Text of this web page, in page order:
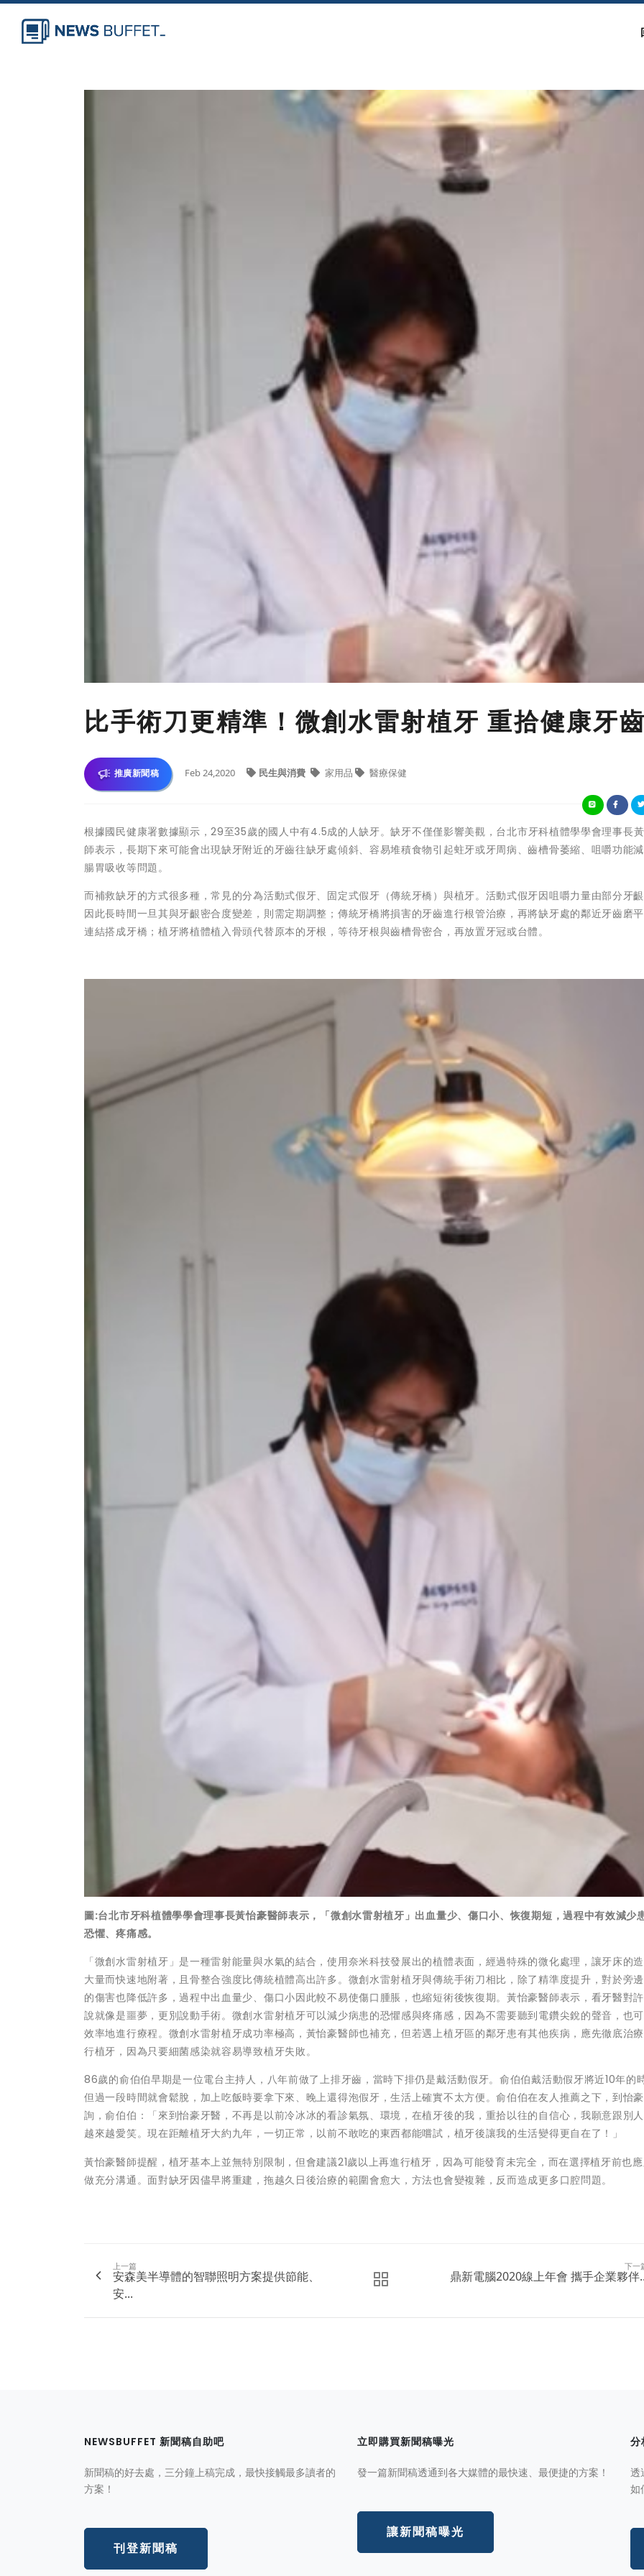
比手術刀更精準！微創水雷射植牙 重拾健康牙
推廣新聞稿 Feb 24,2020 民生與消費 家用品 醫療保健
根據國民健康署數據顯示，29至35歲的國人中有4.5成的人缺牙。缺牙不僅僅影響美觀，台北市牙科植體學學會理事長
師表示，長期下來可能會出現缺牙附近的牙齒往缺牙處傾斜、容易堆積食物引起蛀牙或牙周病、齒槽骨萎縮、咀嚼功能
腸胃吸收等問題。
而補救缺牙的方式很多種，常見的分為活動式假牙、固定式假牙（傳統牙橋）與植牙。活動式假牙因咀嚼力量由部分牙
因此長時間一旦其與牙齦密合度變差，則需定期調整；傳統牙橋將損害的牙齒進行根管治療，再將缺牙處的鄰近牙齒磨
連結搭成牙橋；植牙將植體植入骨頭代替原本的牙根，等待牙根與齒槽骨密合，再放置牙冠或台體。
圖:台北市牙科植體學學會理事長黃怡豪醫師表示，「微創水雷射植牙」出血量少、傷口小、恢復期短，過程中有效減少
恐懼、疼痛感。
「微創水雷射植牙」是一種雷射能量與水氣的結合，使用奈米科技發展出的植體表面，經過特殊的微化處理，讓牙床的
大量而快速地附著，且骨整合強度比傳統植體高出許多。微創水雷射植牙與傳統手術刀相比，除了精準度提升，對於旁
的傷害也降低許多，過程中出血量少、傷口小因此較不易使傷口腫脹，也縮短術後恢復期。黃怡豪醫師表示，看牙醫對
說就像是噩夢，更別說動手術。微創水雷射植牙可以減少病患的恐懼感與疼痛感，因為不需要聽到電鑽尖銳的聲音，也
效率地進行療程。微創水雷射植牙成功率極高，黃怡豪醫師也補充，但若遇上植牙區的鄰牙患有其他疾病，應先徹底治
行植牙，因為只要細菌感染就容易導致植牙失敗。
86歲的俞伯伯早期是一位電台主持人，八年前做了上排牙齒，當時下排仍是戴活動假牙。俞伯伯戴活動假牙將近10年的
但過一段時間就會鬆脫，加上吃飯時要拿下來、晚上還得泡假牙，生活上確實不太方便。俞伯伯在友人推薦之下，到怡
詢，俞伯伯：「來到怡豪牙醫，不再是以前冷冰冰的看診氣氛、環境，在植牙後的我，重拾以往的自信心，我願意跟別
越來越愛笑。現在距離植牙大約九年，一切正常，以前不敢吃的東西都能嚐試，植牙後讓我的生活變得更自在了！」
黃怡豪醫師提醒，植牙基本上並無特別限制，但會建議21歲以上再進行植牙，因為可能發育未完全，而在選擇植牙前也
做充分溝通。面對缺牙因儘早將重建，拖越久日後治療的範圍會愈大，方法也會變複雜，反而造成更多口腔問題。
上一篇
安森美半導體的智聯照明方案提供節能、
安...
下一
鼎新電腦2020線上年會 攜手企業夥伴
NEWSBUFFET 新聞稿自助吧
新聞稿的好去處，三分鐘上稿完成，最快接觸最多讀者的
方案！
刊登新聞稿
立即購買新聞稿曝光
發一篇新聞稿透通到各大媒體的最快速、最便捷的方案！
讓新聞稿曝光
分
透
如